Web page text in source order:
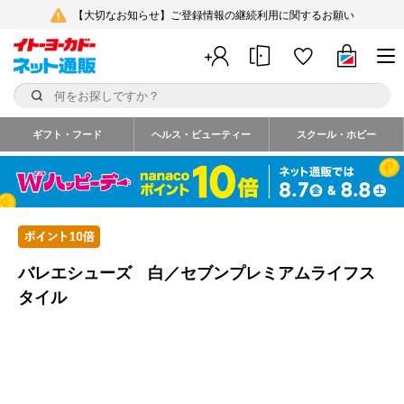
【大切なお知らせ】ご登録情報の継続利用に関するお願い
ギフト・フード ヘルス・ビューティー スクール・ホビー
バレエシューズ 白／セブンプレミアムライフス
タイル